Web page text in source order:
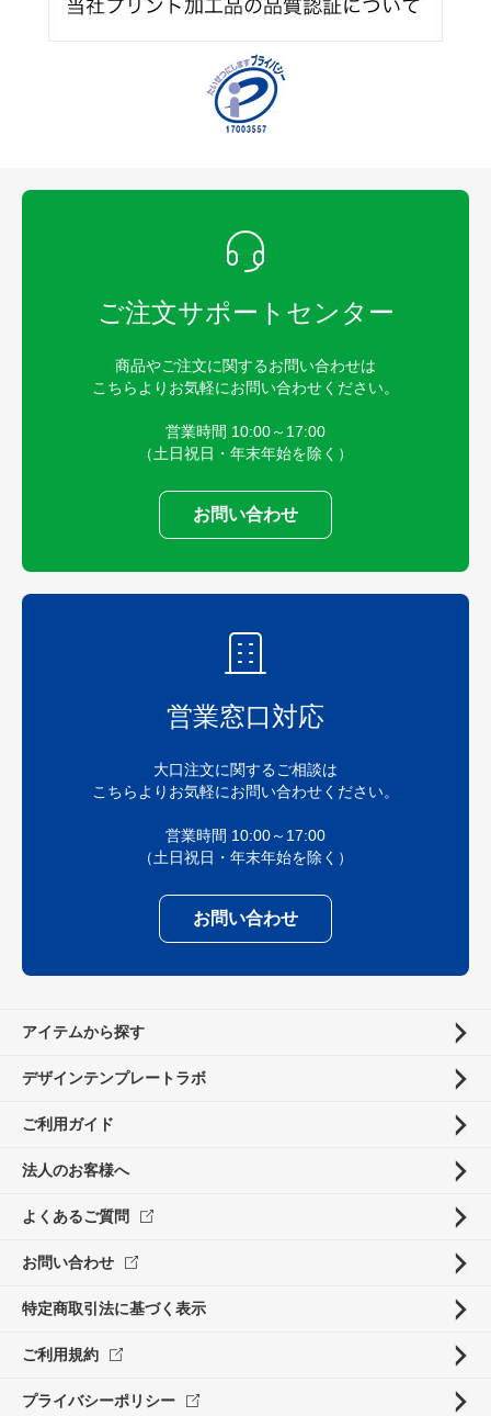
ご注文サポートセンター
商品やご注文に関するお問い合わせは
こちらよりお気軽にお問い合わせください。
営業時間 10:00～17:00
（土日祝日・年末年始を除く）
お問い合わせ
営業窓口対応
大口注文に関するご相談は
こちらよりお気軽にお問い合わせください。
営業時間 10:00～17:00
（土日祝日・年末年始を除く）
お問い合わせ
アイテムから探す
デザインテンプレートラボ
ご利用ガイド
法人のお客様へ
よくあるご質問
お問い合わせ
特定商取引法に基づく表示
ご利用規約
プライバシーポリシー